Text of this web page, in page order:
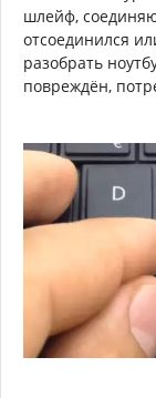
шлейф,
отсоединился
разобрать
повреждён,